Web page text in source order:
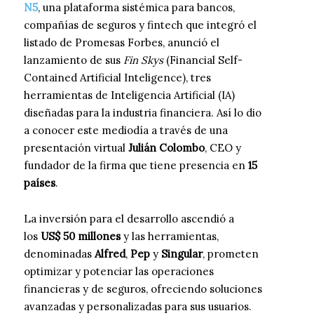
N5, una plataforma sistémica para bancos,
compañías de seguros y fintech que integró el
listado de Promesas Forbes, anunció el
lanzamiento de sus Fin Skys(Financial Self-
Contained Artificial Inteligence), tres
herramientas de Inteligencia Artificial (IA)
diseñadas para la industria financiera. Así lo dio
a conocer este mediodía a través de una
presentación virtual Julián Colombo, CEO y
fundador de la firma que tiene presencia en 15
países.
La inversión para el desarrollo ascendió a
los US$ 50 millonesy las herramientas,
denominadasAlfred, Pep y Singular, prometen
optimizar y potenciar las operaciones
financieras y de seguros, ofreciendo soluciones
avanzadas y personalizadas para sus usuarios.